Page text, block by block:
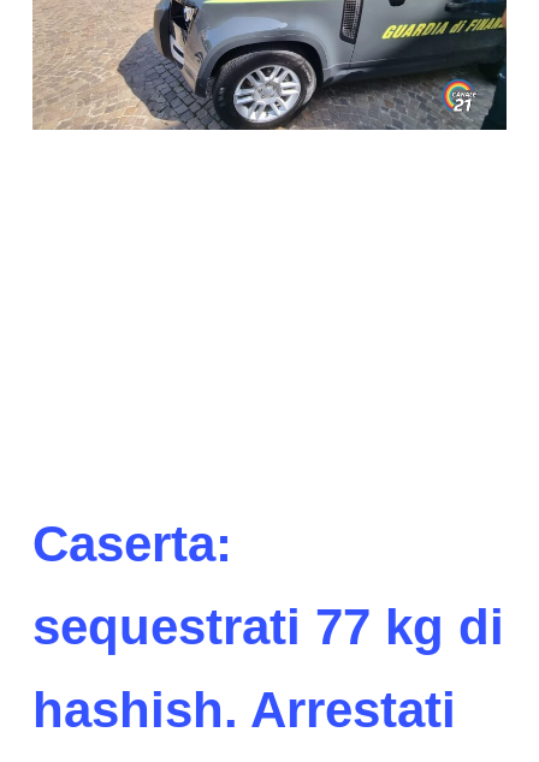
Caserta:
sequestrati 77 kg di
hashish. Arrestati